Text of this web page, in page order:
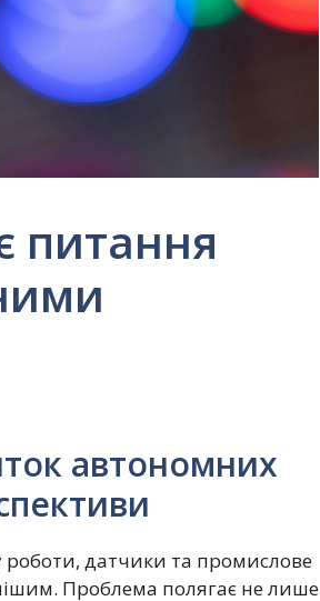
питання
автономних
роботи, датчики та промислове
Проблема полягає не лише